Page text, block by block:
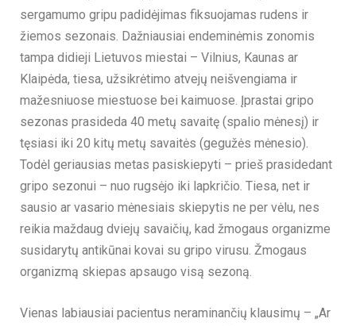
sergamumo gripu padidėjimas fiksuojamas rudens ir
žiemos sezonais. Dažniausiai endeminėmis zonomis
tampa didieji Lietuvos miestai – Vilnius, Kaunas ar
Klaipėda, tiesa, užsikrėtimo atvejų neišvengiama ir
mažesniuose miestuose bei kaimuose. Įprastai gripo
sezonas prasideda 40 metų savaitę (spalio mėnesį) ir
tęsiasi iki 20 kitų metų savaitės (gegužės mėnesio).
Todėl geriausias metas pasiskiepyti – prieš prasidedant
gripo sezonui – nuo rugsėjo iki lapkričio. Tiesa, net ir
sausio ar vasario mėnesiais skiepytis ne per vėlu, nes
reikia maždaug dviejų savaičių, kad žmogaus organizme
susidarytų antikūnai kovai su gripo virusu. Žmogaus
organizmą skiepas apsaugo visą sezoną.
Vienas labiausiai pacientus neraminančių klausimų – „Ar